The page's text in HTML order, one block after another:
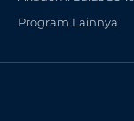
Program Lainnya